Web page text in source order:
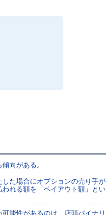
向がある。
た場合にオプションの売り手が
れる額を「ペイアウト額」とい
能性があるのは、店頭バイナリ